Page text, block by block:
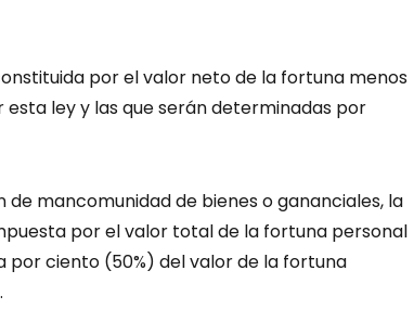
por el valor neto de la fortuna menos
ley y las que serán determinadas por
de mancomunidad de bienes o gananciales, la
por el valor total de la fortuna personal
por ciento (50%) del valor de la fortuna